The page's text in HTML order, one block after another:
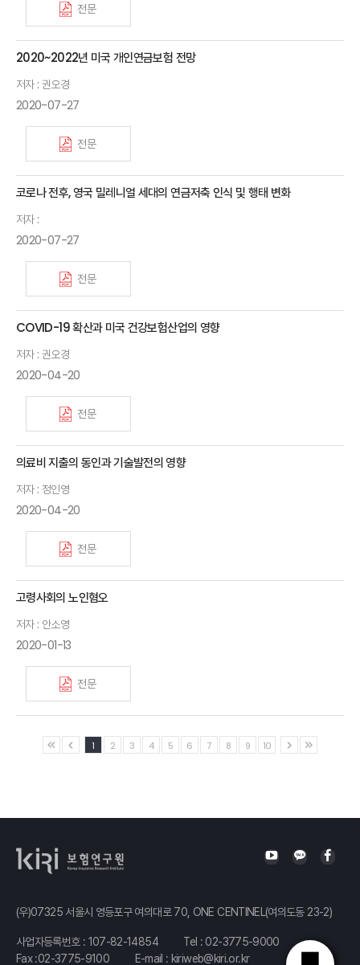
전문
2020~2022년 미국 개인연금보험 전망
저자 : 권오경
2020-07-27
전문
코로나 전후, 영국 밀레니얼 세대의 연금저축 인식 및 행태 변화
저자 :
2020-07-27
전문
COVID-19 확산과 미국 건강보험산업의 영향
저자 : 권오경
2020-04-20
전문
의료비 지출의 동인과 기술발전의 영향
저자 : 정인영
2020-04-20
전문
고령사회의 노인혐오
저자 : 안소영
2020-01-13
전문
1 2 3 4 5 6 7 8 9 10
(우)07325 서울시 영등포구 여의대로 70, ONE CENTINEL(여의도동 23-2)
사업자등록번호 : 107-82-14854 Tel : 02-3775-9000
Fax :02-3775-9100
E-mail : kiriweb@kiri.or.kr